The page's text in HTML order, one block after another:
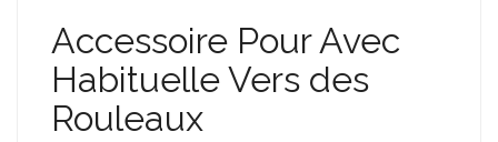
Accessoire Pour Avec
Habituelle Vers des
Rouleaux